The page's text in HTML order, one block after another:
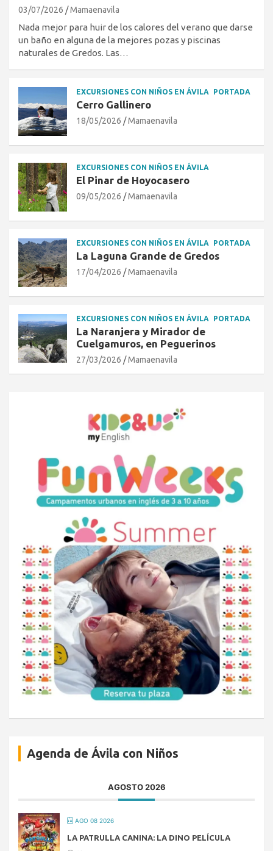
03/07/2026 Mamaenavila
Nada mejor para huir de los calores del verano que darse
un baño en alguna de la mejores pozas y piscinas
naturales de Gredos. Las…
EXCURSIONES CON NIÑOS EN ÁVILA PORTADA
Cerro Gallinero
18/05/2026 Mamaenavila
EXCURSIONES CON NIÑOS EN ÁVILA
El Pinar de Hoyocasero
09/05/2026 Mamaenavila
EXCURSIONES CON NIÑOS EN ÁVILA PORTADA
La Laguna Grande de Gredos
17/04/2026 Mamaenavila
EXCURSIONES CON NIÑOS EN ÁVILA PORTADA
La Naranjera y Mirador de
Cuelgamuros, en Peguerinos
27/03/2026 Mamaenavila
Agenda de Ávila con Niños
AGOSTO 2026
AGO 08 2026
LA PATRULLA CANINA: LA DINO PELÍCULA